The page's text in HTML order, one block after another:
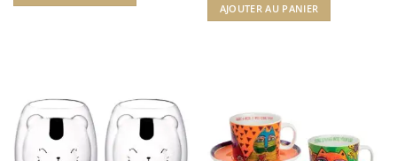
AJOUTER AU PANIER